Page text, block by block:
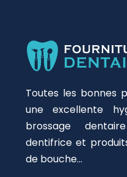
Toutes les bonnes
une excellente
brossage
dentifrice et
de bouche…